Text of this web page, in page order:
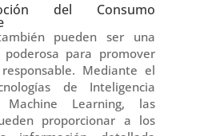
del Consumo
pueden ser una
poderosa para promover
Mediante el
de Inteligencia
Learning, las
proporcionar a los